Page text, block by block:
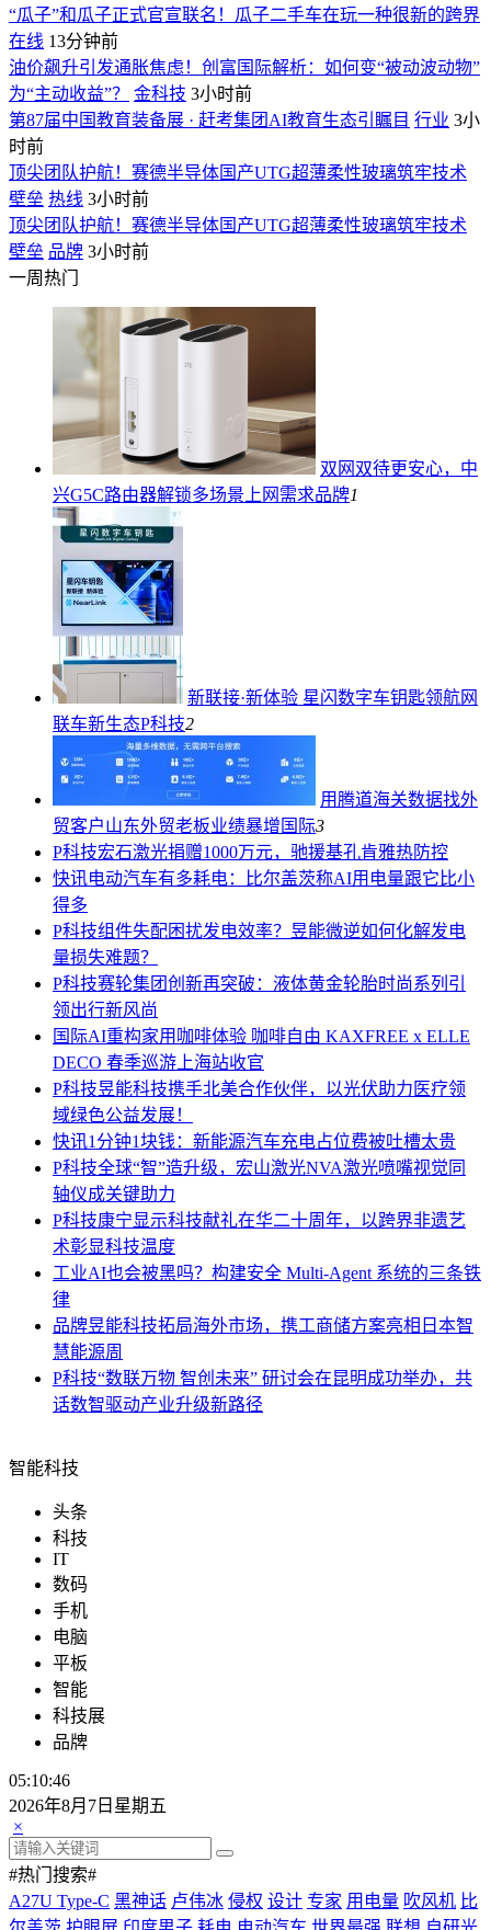
“瓜子”和瓜子正式官宣联名！瓜子二手车在玩一种很新的跨界
在线 13分钟前
油价飙升引发通胀焦虑！创富国际解析：如何变“被动波动物”
为“主动收益”？
金科技 3小时前
第87届中国教育装备展 · 赶考集团AI教育生态引瞩目 行业 3小
时前
顶尖团队护航！赛德半导体国产UTG超薄柔性玻璃筑牢技术
壁垒 热线 3小时前
顶尖团队护航！赛德半导体国产UTG超薄柔性玻璃筑牢技术
壁垒 品牌 3小时前
一周热门
双网双待更安心，中
兴G5C路由器解锁多场景上网需求品牌1
新联接·新体验 星闪数字车钥匙领航网
联车新生态P科技2
用腾道海关数据找外
贸客户山东外贸老板业绩暴增 国际3
P科技宏石激光捐赠1000万元，驰援基孔肯雅热防控
快讯电动汽车有多耗电：比尔盖茨称AI用电量跟它比小
得多
P科技组件失配困扰发电效率？昱能微逆如何化解发电
量损失难题？
P科技赛轮集团创新再突破：液体黄金轮胎时尚系列引
领出行新风尚
国际AI重构家用咖啡体验 咖啡自由 KAXFREE x ELLE
DECO 春季巡游上海站收官
P科技昱能科技携手北美合作伙伴，以光伏助力医疗领
域绿色公益发展！
快讯1分钟1块钱：新能源汽车充电占位费被吐槽太贵
P科技全球“智”造升级，宏山激光NVA激光喷嘴视觉同
轴仪成关键助力
P科技康宁显示科技献礼在华二十周年，以跨界非遗艺
术彰显科技温度
工业AI也会被黑吗？构建安全 Multi-Agent 系统的三条铁
律
品牌昱能科技拓局海外市场，携工商储方案亮相日本智
慧能源周
P科技“数联万物 智创未来” 研讨会在昆明成功举办，共
话数智驱动产业升级新路径
智能科技
头条
科技
IT
数码
手机
电脑
平板
智能
科技展
品牌
05:10:47
2026年8月7日星期五
×
#热门搜索#
A27U Type-C 黑神话 卢伟冰 侵权 设计 专家 用电量 吹风机 比